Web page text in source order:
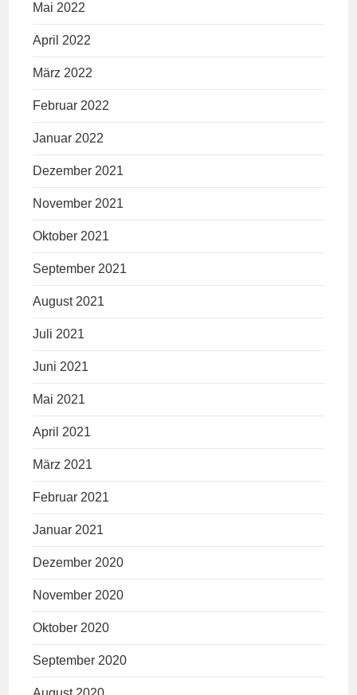
Mai 2022
April 2022
März 2022
Februar 2022
Januar 2022
Dezember 2021
November 2021
Oktober 2021
September 2021
August 2021
Juli 2021
Juni 2021
Mai 2021
April 2021
März 2021
Februar 2021
Januar 2021
Dezember 2020
November 2020
Oktober 2020
September 2020